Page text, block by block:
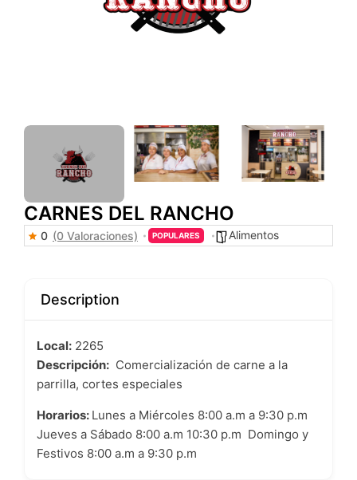
CARNES DEL RANCHO
0 (0 Valoraciones) POPULARES Alimentos
Description
Local: 2265
Descripción: Comercialización de carne a la
parrilla, cortes especiales
Horarios: Lunes a Miércoles 8:00 a.m a 9:30 p.m
Jueves a Sábado 8:00 a.m 10:30 p.m Domingo y
Festivos 8:00 a.m a 9:30 p.m